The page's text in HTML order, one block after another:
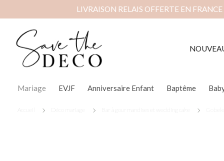
LIVRAISON RELAIS OFFERTE EN
Mariage EVJF Anniversaire Enfant Baptême
Accueil Déco mariage Bar à gourmandises et wedding cake